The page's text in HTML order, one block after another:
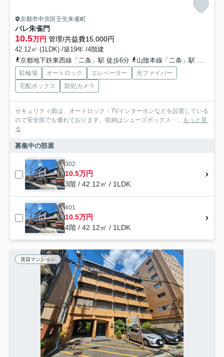
京都市中京区壬生朱雀町
パレ朱雀門
10.5万円 管理/共益費15,000円
42.12㎡ (1LDK) /築19年 /4階建
京都地下鉄東西線「二条」駅 徒歩6分
山陰本線「二条」駅 徒歩6分
駐輪場 オートロック エレベーター
光ファイバー
宅配ボックス
防犯カメラ
セキュリティ面は、オートロック・TVインターホンなどを設置している
ので安全面でも優れております。収納はシューズボックス・... もっと見
る
募集中の部屋
302
10.5万円
3階 / 42.12㎡ / 1LDK
401
10.5万円
4階 / 42.12㎡ / 1LDK
賃貸マンション